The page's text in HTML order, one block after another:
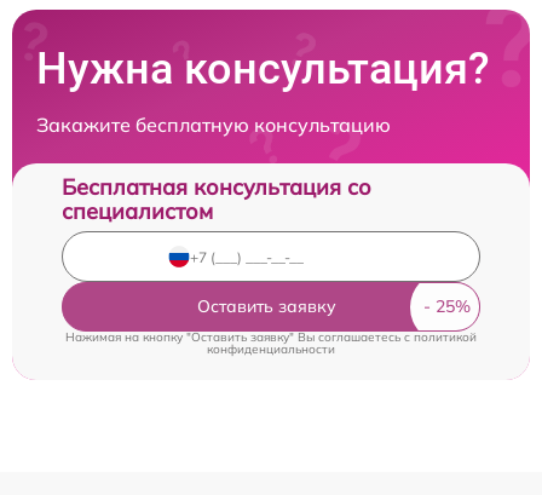
Нужна консультация?
Закажите бесплатную консультацию
Бесплатная консультация со
специалистом
Оставить заявку
Нажимая на кнопку "Оставить заявку" Вы соглашаетесь c политикой
конфиденциальности